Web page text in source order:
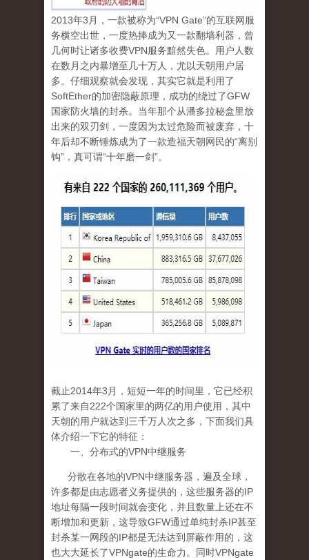
2013年3 月，一款被称为“VPN Gate”的互联网服
务横空出世，一度热捧成为又一款翻墙利器，曾
几何时让诸多收费VPN服务黯然失色。用户人数
在数月之内暴增至几十万人，尤以天朝用户居
多。仔细观察就会发现，其实它就是利用了
SoftEther的加密隐蔽原理，成功的绕过了GFW
国家防火墙的封杀。当年那个从潘多拉秘盒里放
出来的双刃剑，一度因为太过危险而被废弃，十
年后却不断锤炼成为了一款造福天朝网民的“离别
钩”，真可谓“十年磨一剑”。
截止2014年3 月 ，短短一年的时间里，它已经积
累了来自222个国家里的两亿的用户使用，其中
天朝的用户就达到三千万人次之多，下面我们具
体介绍一下它的特征：
一、分布式的VPN中继服务
分散在各地的VPN中继服务器，遍及全球，
许多都是由志愿者义务提供的，这些服务器的IP
地址每隔一段时间就会变化，并且数量上还在不
断增加和更新，这导致GFW通过单纯封杀IP甚至
封杀某一网段的IP都是无法达到屏蔽作用的，这
也大大延长了VPNgate的生命力。同时VPNgate